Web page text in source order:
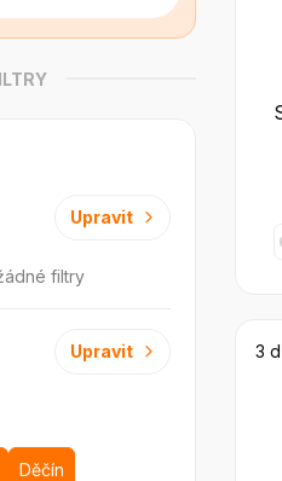
Upravit
filtry
Upravit
Děčín
3 d